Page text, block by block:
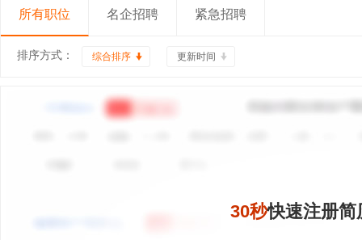
所有职位 名企招聘 紧急招聘
排序方式： 综合排序 更新时间
30秒快速注册简